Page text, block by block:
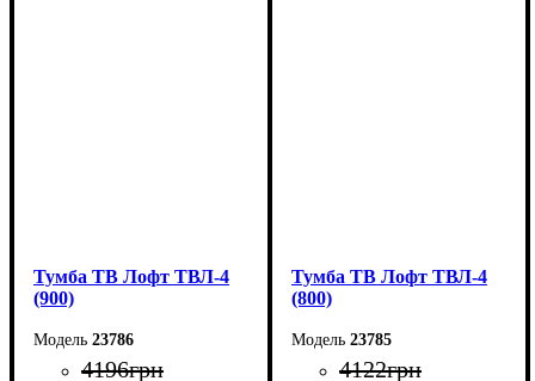
Тумба ТВ Лофт ТВЛ-4
(900)
23786
4196грн
Тумба ТВ Лофт ТВЛ-4
(800)
23785
4122грн